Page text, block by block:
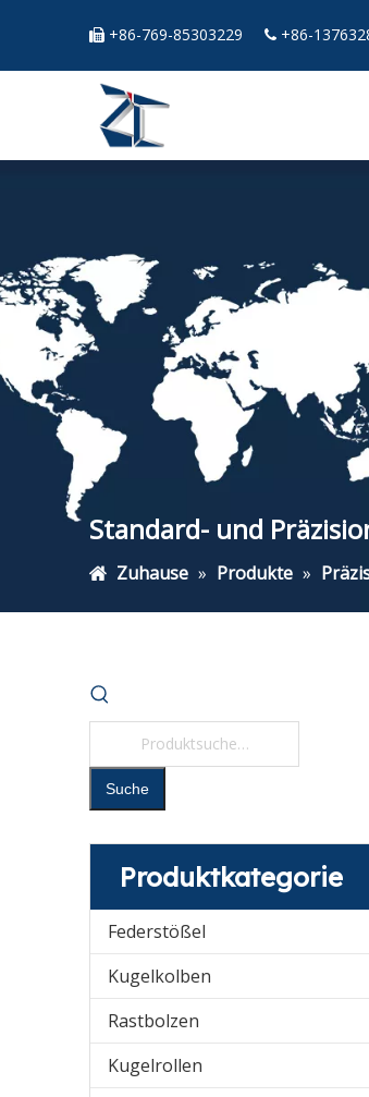
 +86-769-85303229  +86-
Standard- und
Zuhause » Produkte »
Suche
Produktkategorie
Federstößel
Kugelkolben
Rastbolzen
Kugelrollen